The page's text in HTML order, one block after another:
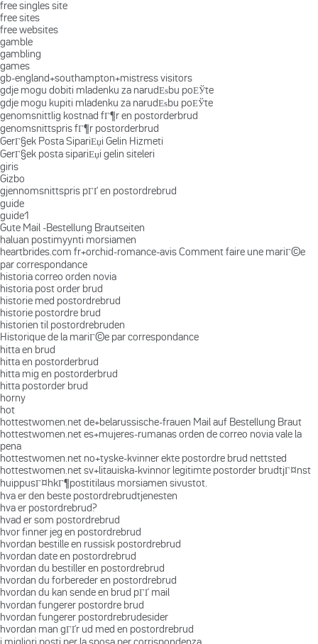
free singles site
free sites
free websites
gamble
gambling
games
gb-england+southampton+mistress visitors
gdje mogu dobiti mladenku za narudЕѕbu poЕЎte
gdje mogu kupiti mladenku za narudЕѕbu poЕЎte
genomsnittlig kostnad fГ¶r en postorderbrud
genomsnittspris fГ¶r postorderbrud
GerГ§ek Posta SipariЕџi Gelin Hizmeti
GerГ§ek posta sipariЕџi gelin siteleri
giris
Gizbo
gjennomsnittspris pГҐ en postordrebrud
guide
guide1
Gute Mail -Bestellung Brautseiten
haluan postimyynti morsiamen
heartbrides.com fr+orchid-romance-avis Comment faire une mariГ©e
par correspondance
historia correo orden novia
historia post order brud
historie med postordrebrud
historie postordre brud
historien til postordrebruden
Historique de la mariГ©e par correspondance
hitta en brud
hitta en postorderbrud
hitta mig en postorderbrud
hitta postorder brud
horny
hot
hottestwomen.net de+belarussische-frauen Mail auf Bestellung Braut
hottestwomen.net es+mujeres-rumanas orden de correo novia vale la
pena
hottestwomen.net no+tyske-kvinner ekte postordre brud nettsted
hottestwomen.net sv+litauiska-kvinnor legitimte postorder brudtjГ¤nst
huippusГ¤hkГ¶postitilaus morsiamen sivustot.
hva er den beste postordrebrudtjenesten
hva er postordrebrud?
hvad er som postordrebrud
hvor finner jeg en postordrebrud
hvordan bestille en russisk postordrebrud
hvordan date en postordrebrud
hvordan du bestiller en postordrebrud
hvordan du forbereder en postordrebrud
hvordan du kan sende en brud pГҐ mail
hvordan fungerer postordre brud
hvordan fungerer postordrebrudesider
hvordan man gГҐr ud med en postordrebrud
i migliori posti per la sposa per corrispondenza